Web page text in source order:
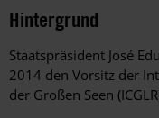
Hintergrund
Staatspräsident José
2014 den Vorsitz der
der Großen Seen